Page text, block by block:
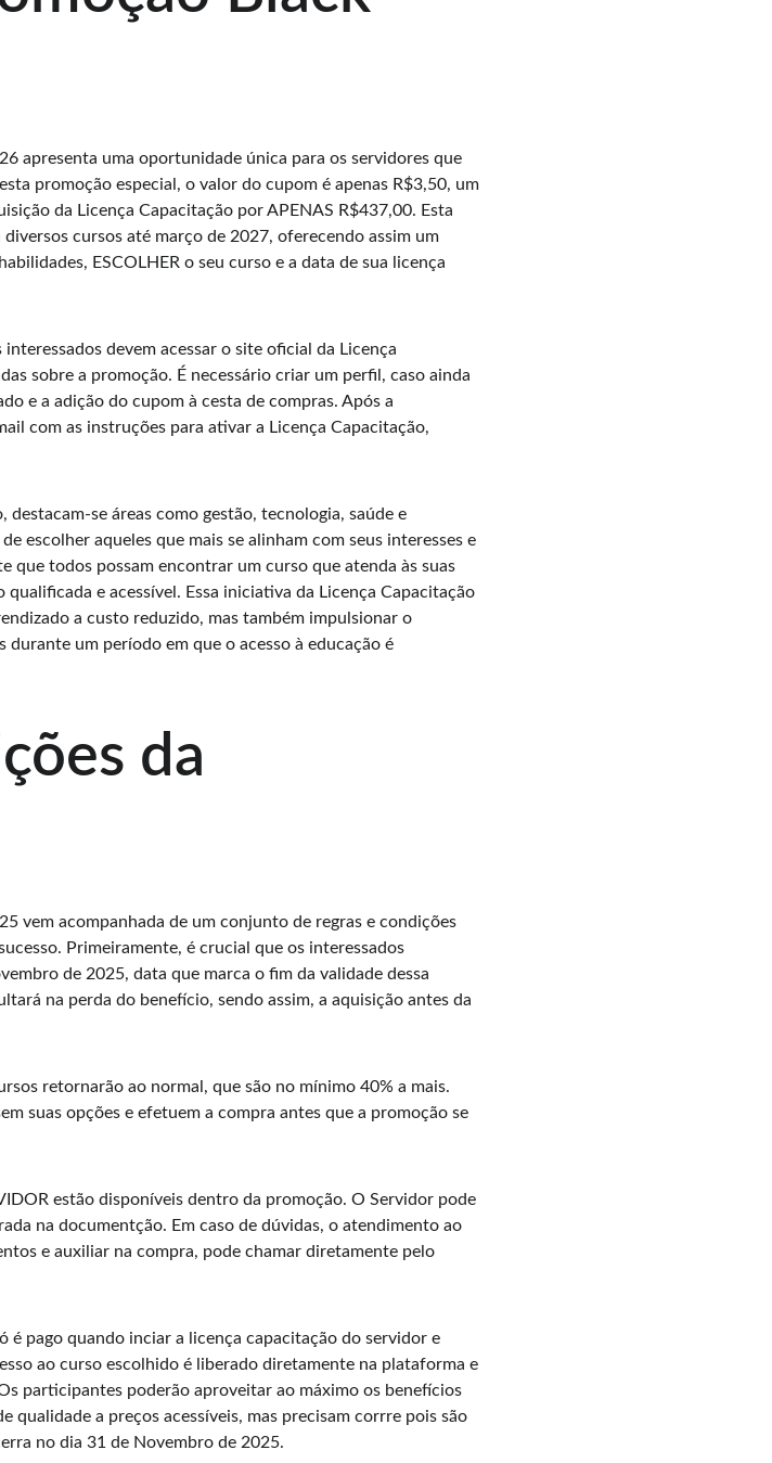
apresenta uma oportunidade única para os servidores que
promoção especial, o valor do cupom é apenas R$3,50, um
da Licença Capacitação por APENAS R$437,00. Esta
cursos até março de 2027, oferecendo assim um
ESCOLHER o seu curso e a data de sua licença
devem acessar o site oficial da Licença
sobre a promoção. É necessário criar um perfil, caso ainda
e a adição do cupom à cesta de compras. Após a
com as instruções para ativar a Licença Capacitação,
se áreas como gestão, tecnologia, saúde e
escolher aqueles que mais se alinham com seus interesses e
que todos possam encontrar um curso que atenda às suas
e acessível. Essa iniciativa da Licença Capacitação
a custo reduzido, mas também impulsionar o
um período em que o acesso à educação é
da
vem acompanhada de um conjunto de regras e condições
Primeiramente, é crucial que os interessados
de 2025, data que marca o fim da validade dessa
na perda do benefício, sendo assim, a aquisição antes da
retornarão ao normal, que são no mínimo 40% a mais.
suas opções e efetuem a compra antes que a promoção se
estão disponíveis dentro da promoção. O Servidor pode
na documentção. Em caso de dúvidas, o atendimento ao
e auxiliar na compra, pode chamar diretamente pelo
pago quando inciar a licença capacitação do servidor e
ao curso escolhido é liberado diretamente na plataforma e
participantes poderão aproveitar ao máximo os benefícios
qualidade a preços acessíveis, mas precisam corrre pois são
no dia 31 de Novembro de 2025.